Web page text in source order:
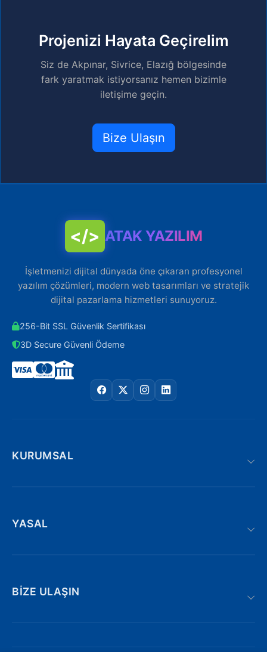
Projenizi Hayata Geçirelim
Siz de Akpınar, Sivrice, Elazığ bölgesinde
fark yaratmak istiyorsanız hemen bizimle
iletişime geçin.
Bize Ulaşın
</> ATAK YAZILIM
İşletmenizi dijital dünyada öne çıkaran profesyonel
yazılım çözümleri, modern web tasarımları ve stratejik
dijital pazarlama hizmetleri sunuyoruz.
256-Bit SSL Güvenlik Sertifikası
3D Secure Güvenli Ödeme
KURUMSAL
YASAL
BIZE ULAŞIN